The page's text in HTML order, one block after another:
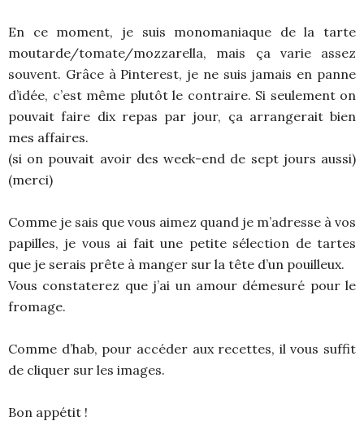
En ce moment, je suis monomaniaque de la tarte
moutarde/tomate/mozzarella, mais ça varie assez
souvent. Grâce à Pinterest, je ne suis jamais en panne
d’idée, c’est même plutôt le contraire. Si seulement on
pouvait faire dix repas par jour, ça arrangerait bien
mes affaires.
(si on pouvait avoir des week-end de sept jours aussi)
(merci)
Comme je sais que vous aimez quand je m’adresse à vos
papilles, je vous ai fait une petite sélection de tartes
que je serais prête à manger sur la tête d’un pouilleux.
Vous constaterez que j’ai un amour démesuré pour le
fromage.
Comme d’hab, pour accéder aux recettes, il vous suffit
de cliquer sur les images.
Bon appétit !